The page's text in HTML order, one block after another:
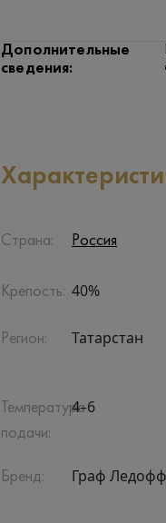
Дополнительные
сведения:
Страна: Россия
Крепость: 40%
Регион: Татарстан
Температура
подачи:
4–6
Бренд: Граф Ледофф